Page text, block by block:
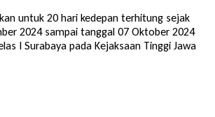
untuk 20 hari kedepan terhitung sejak
2024 sampai tanggal 07 Oktober 2024
I Surabaya pada Kejaksaan Tinggi Jawa